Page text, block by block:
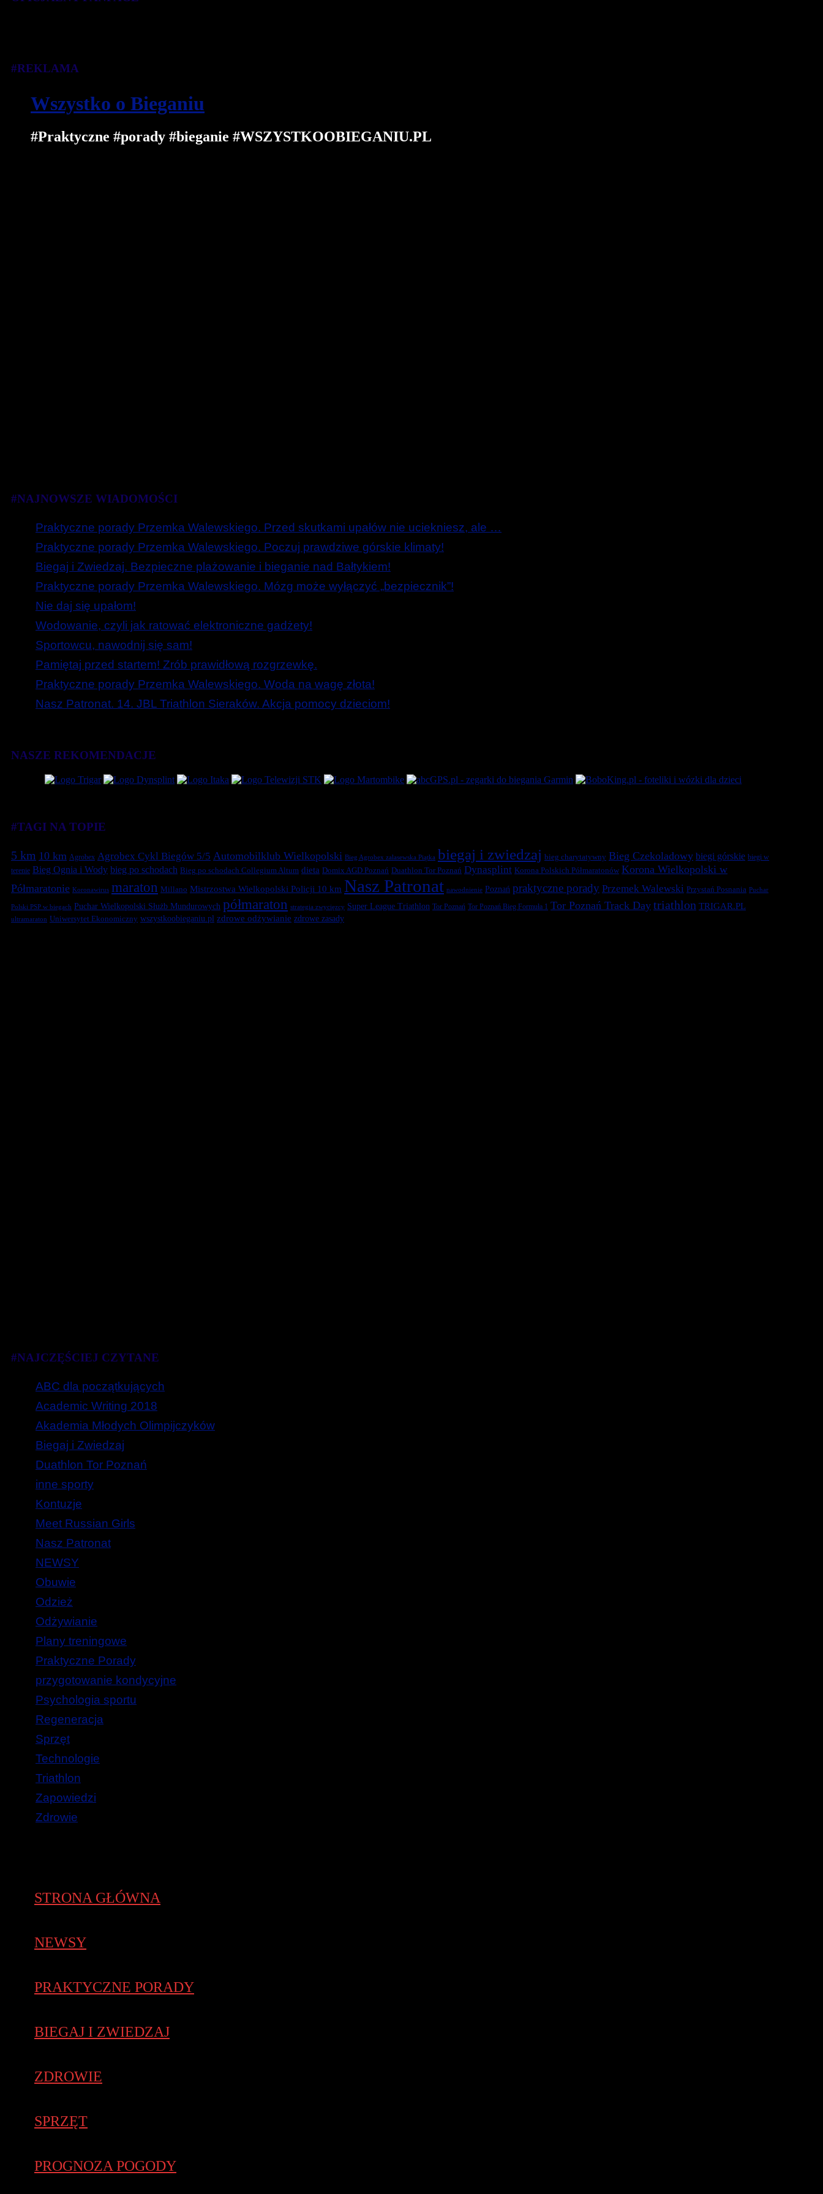
Wszystko o Bieganiu
#Praktyczne #porady #bieganie #WSZYSTKOOBIEGANIU.PL
#REKLAMA
#NAJNOWSZE WIADOMOŚCI
Praktyczne porady Przemka Walewskiego. Przed skutkami upałów nie uciekniesz, ale …
Praktyczne porady Przemka Walewskiego. Poczuj prawdziwe górskie klimaty!
Biegaj i Zwiedzaj. Bezpieczne plażowanie i bieganie nad Bałtykiem!
Praktyczne porady Przemka Walewskiego. Mózg może wyłączyć „bezpiecznik”!
Nie daj się upałom!
Wodowanie, czyli jak ratować elektroniczne gadżety!
Sportowcu, nawodnij się sam!
Pamiętaj przed startem! Zrób prawidłową rozgrzewkę.
Praktyczne porady Przemka Walewskiego. Woda na wagę złota!
Nasz Patronat. 14. JBL Triathlon Sieraków. Akcja pomocy dzieciom!
NASZE REKOMENDACJE
#TAGI NA TOPIE
5 km 10 km Agrobex Agrobex Cykl Biegów 5/5 Automobilklub Wielkopolski Bieg Agrobex zalasewska Piątka biegaj i zwiedzaj bieg charytatywny Bieg Czekoladowy biegi górskie biegi w
terenie Bieg Ognia i Wody bieg po schodach Bieg po schodach Collegium Altum dieta Domix AGD Poznań Duathlon Tor Poznań Dynasplint Korona Polskich Półmaratonów Korona Wielkopolski w
Półmaratonie Koronawirus maraton Millano Mistrzostwa Wielkopolski Policji 10 km Nasz Patronat nawodnienie Poznań praktyczne porady Przemek Walewski Przystań Posnania Puchar
Polski PSP w biegach Puchar Wielkopolski Służb Mundurowych półmaraton strategia zwycięzcy Super League Triathlon Tor Poznań Tor Poznań Bieg Formuła 1 Tor Poznań Track Day triathlon TRIGAR.PL
ultramaraton Uniwersytet Ekonomiczny wszystkoobieganiu.pl zdrowe odżywianie zdrowe zasady
#NAJCZĘŚCIEJ CZYTANE
ABC dla początkujących
Academic Writing 2018
Akademia Młodych Olimpijczyków
Biegaj i Zwiedzaj
Duathlon Tor Poznań
inne sporty
Kontuzje
Meet Russian Girls
Nasz Patronat
NEWSY
Obuwie
Odzież
Odżywianie
Plany treningowe
Praktyczne Porady
przygotowanie kondycyjne
Psychologia sportu
Regeneracja
Sprzęt
Technologie
Triathlon
Zapowiedzi
Zdrowie
STRONA GŁÓWNA
NEWSY
PRAKTYCZNE PORADY
BIEGAJ I ZWIEDZAJ
ZDROWIE
SPRZĘT
PROGNOZA POGODY